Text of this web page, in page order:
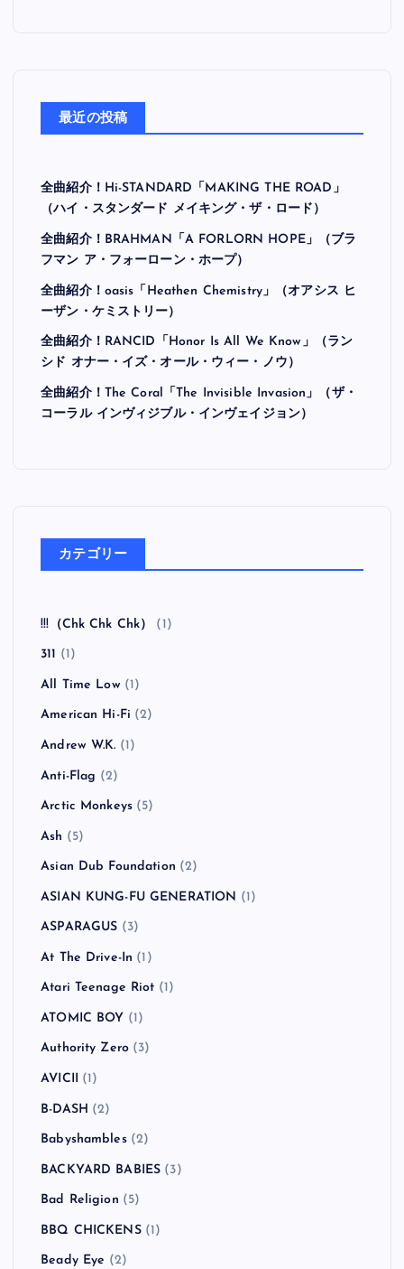
最近の投稿
全曲紹介！Hi-STANDARD「MAKING THE ROAD」
（ハイ・スタンダード メイキング・ザ・ロード）
全曲紹介！BRAHMAN「A FORLORN HOPE」（ブラ
フマン ア・フォーローン・ホープ）
全曲紹介！oasis「Heathen Chemistry」（オアシス ヒ
ーザン・ケミストリー）
全曲紹介！RANCID「Honor Is All We Know」（ラン
シド オナー・イズ・オール・ウィー・ノウ）
全曲紹介！The Coral「The Invisible Invasion」（ザ・
コーラル インヴィジブル・インヴェイジョン）
カテゴリー
!!!（Chk Chk Chk） (1)
311 (1)
All Time Low(1)
American Hi-Fi (2)
Andrew W.K. (1)
Anti-Flag (2)
Arctic Monkeys (5)
Ash (5)
Asian Dub Foundation (2)
ASIAN KUNG-FU GENERATION (1)
ASPARAGUS (3)
At The Drive-In (1)
Atari Teenage Riot (1)
ATOMIC BOY (1)
Authority Zero (3)
AVICII (1)
B-DASH (2)
Babyshambles(2)
BACKYARD BABIES (3)
Bad Religion (5)
BBQ CHICKENS(1)
Beady Eye (2)